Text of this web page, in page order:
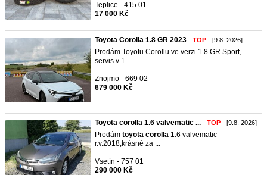
Teplice - 415 01
17 000 Kč
Toyota Corolla 1.8 GR 2023 - TOP - [9.8. 2026]
Prodám Toyotu Corollu ve verzi 1.8 GR Sport,
servis v 1 ...
Znojmo - 669 02
679 000 Kč
Toyota corolla 1.6 valvematic ... - TOP - [9.8. 2026]
Prodám toyota corolla 1.6 valvematic
r.v.2018,krásné za ...
Vsetín - 757 01
290 000 Kč